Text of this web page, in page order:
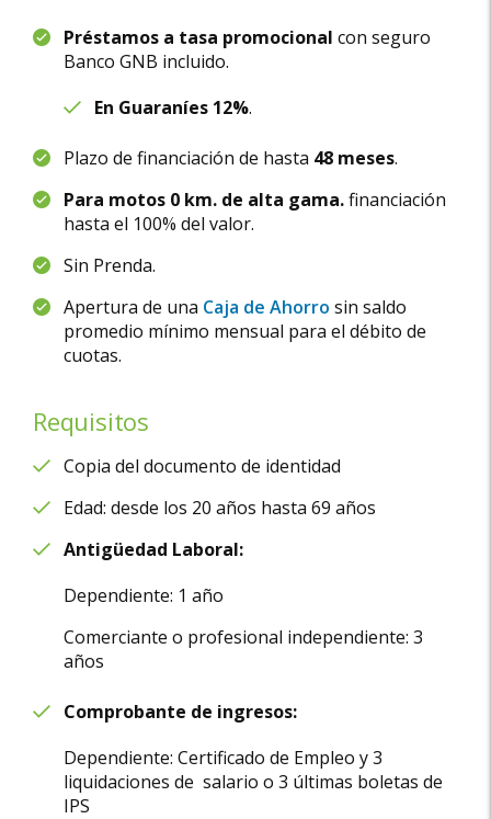
Préstamos a tasa promocional con seguro
Banco GNB incluido.
En Guaraníes 12%.
Plazo de financiación de hasta 48 meses.
Para motos 0 km. de alta gama.financiación
hasta el 100% del valor.
Sin Prenda.
Apertura de una Caja de Ahorro sin saldo
promedio mínimo mensual para el débito de
cuotas.
Requisitos
Copia del documento de identidad
Edad: desde los 20 años hasta 69 años
Antigüedad Laboral:
Dependiente: 1 año
Comerciante o profesional independiente: 3
años
Comprobante de ingresos:
Dependiente: Certificado de Empleo y 3
liquidaciones de salario o 3 últimas boletas de
IPS